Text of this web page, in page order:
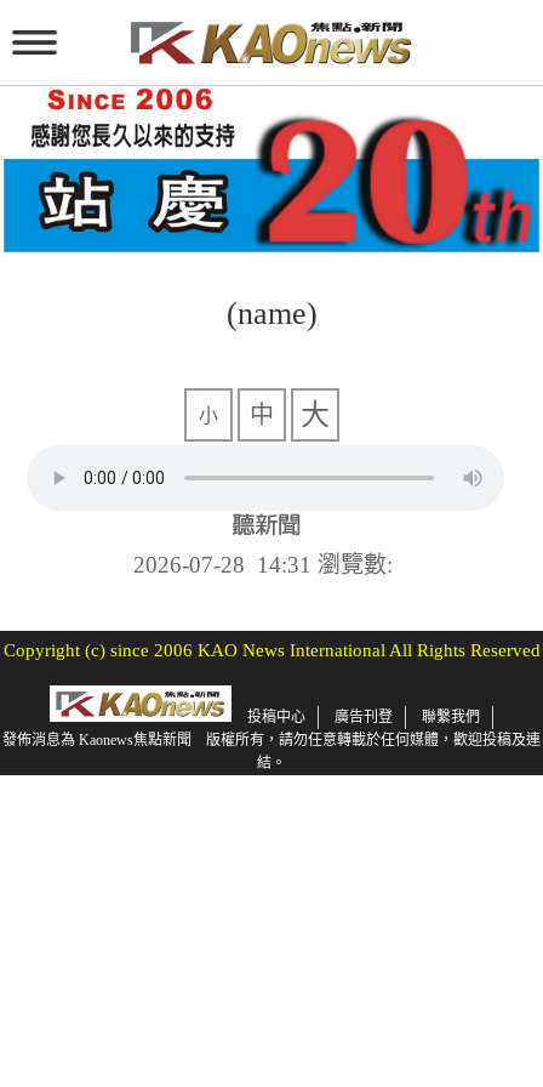
(name)
小 中 大
2026-07-28 14:31 瀏覽數:
Copyright (c) since 2006 KAO News International All Rights Reserved
投稿中心 廣告刊登
聯繫我們
發佈消息為 Kaonews焦點新聞 版權所有，請勿任意轉載於任何媒體，歡迎投稿及連
結。